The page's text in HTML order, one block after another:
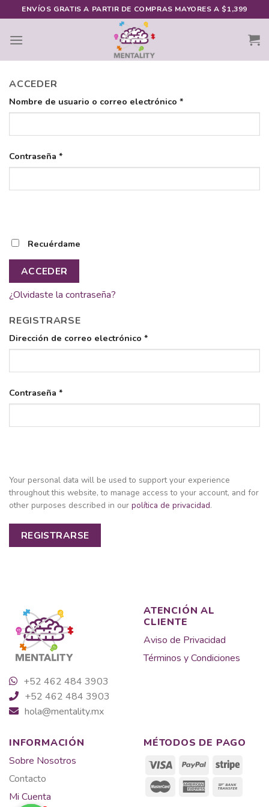
to
content
ENVÍOS GRATIS A PARTIR DE COMPRAS MAYORES A $1,399
ACCEDER
Nombre de usuario o correo electrónico *
Contraseña *
Recuérdame
ACCEDER
¿Olvidaste la contraseña?
REGISTRARSE
Dirección de correo electrónico *
Contraseña *
Your personal data will be used to support your experience
throughout this website, to manage access to your account, and for
other purposes described in our política de privacidad.
REGISTRARSE
+52 462 484 3903
+52 462 484 3903
hola@mentality.mx
ATENCIÓN AL
CLIENTE
Aviso de Privacidad
Términos y Condiciones
INFORMACIÓN
Sobre Nosotros
Contacto
Mi Cuenta
MÉTODOS DE PAGO